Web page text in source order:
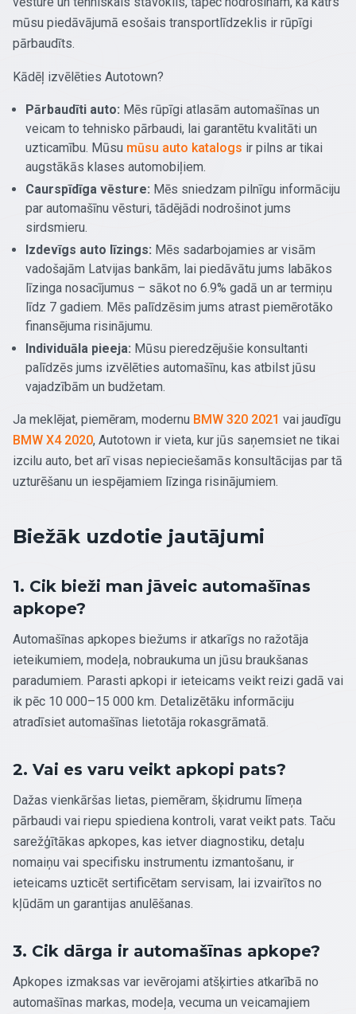
mūsu piedāvājumā esošais transportlīdzeklis ir rūpīgi
pārbaudīts.
Kādēļ izvēlēties Autotown?
Pārbaudīti auto: Mēs rūpīgi atlasām automašīnas un
veicam to tehnisko pārbaudi, lai garantētu kvalitāti un
uzticamību. Mūsu mūsu auto katalogs ir pilns ar tikai
augstākās klases automobiļiem.
Caurspīdīga vēsture: Mēs sniedzam pilnīgu informāciju
par automašīnu vēsturi, tādējādi nodrošinot jums
sirdsmieru.
Izdevīgs auto līzings: Mēs sadarbojamies ar visām
vadošajām Latvijas bankām, lai piedāvātu jums labākos
līzinga nosacījumus – sākot no 6.9% gadā un ar termiņu
līdz 7 gadiem. Mēs palīdzēsim jums atrast piemērotāko
finansējuma risinājumu.
Individuāla pieeja: Mūsu pieredzējušie konsultanti
palīdzēs jums izvēlēties automašīnu, kas atbilst jūsu
vajadzībām un budžetam.
Ja meklējat, piemēram, modernu BMW 320 2021 vai jaudīgu
BMW X4 2020, Autotown ir vieta, kur jūs saņemsiet ne tikai
izcilu auto, bet arī visas nepieciešamās konsultācijas par tā
uzturēšanu un iespējamiem līzinga risinājumiem.
Biežāk uzdotie jautājumi
1. Cik bieži man jāveic automašīnas
apkope?
Automašīnas apkopes biežums ir atkarīgs no ražotāja
ieteikumiem, modeļa, nobraukuma un jūsu braukšanas
paradumiem. Parasti apkopi ir ieteicams veikt reizi gadā vai
ik pēc 10 000–15 000 km. Detalizētāku informāciju
atradīsiet automašīnas lietotāja rokasgrāmatā.
2. Vai es varu veikt apkopi pats?
Dažas vienkāršas lietas, piemēram, šķidrumu līmeņa
pārbaudi vai riepu spiediena kontroli, varat veikt pats. Taču
sarežģītākas apkopes, kas ietver diagnostiku, detaļu
nomaiņu vai specifisku instrumentu izmantošanu, ir
ieteicams uzticēt sertificētam servisam, lai izvairītos no
kļūdām un garantijas anulēšanas.
3. Cik dārga ir automašīnas apkope?
Apkopes izmaksas var ievērojami atšķirties atkarībā no
automašīnas markas, modeļa, vecuma un veicamajiem